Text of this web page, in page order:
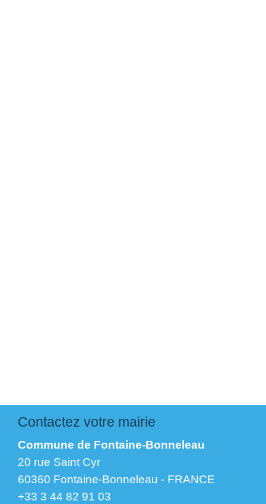
Contactez votre mairie
Commune de Fontaine-Bonneleau
20 rue Saint Cyr
60360 Fontaine-Bonneleau - FRANCE
+33 3 44 82 91 03